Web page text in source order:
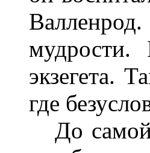
Валленрод.
мудрости.
экзегета.
где
До самой